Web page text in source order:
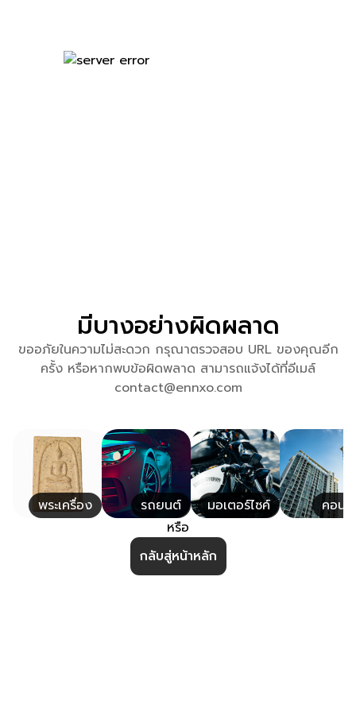
มีบางอย่างผิดผลาด
ขออภัยในความไม่สะดวก กรุณาตรวจสอบ URL ของคุณอีก
ครั้ง หรือหากพบข้อผิดพลาด สามารถแจ้งได้ที่อีเมล์
contact@ennxo.com
พระเครื่อง รถยนต์ มอเตอร์ไซค์
คอนโ
หรือ
กลับสู่หน้าหลัก